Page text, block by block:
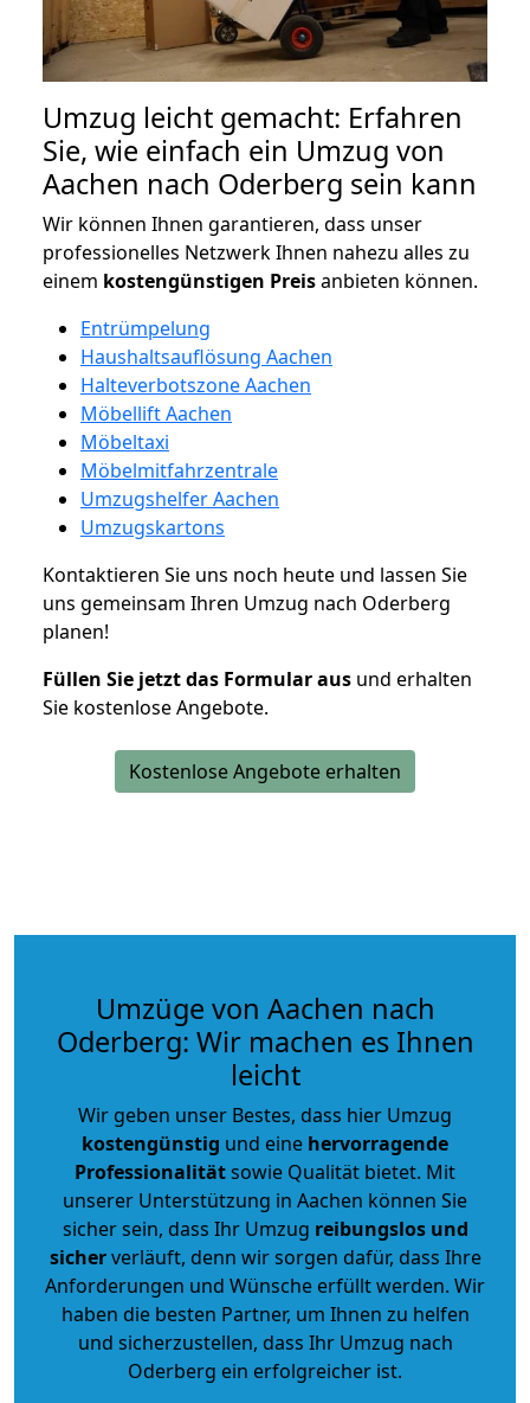
Umzug leicht gemacht: Erfahren
Sie, wie einfach ein Umzug von
Aachen nach Oderberg sein kann
Wir können Ihnen garantieren, dass unser
professionelles Netzwerk Ihnen nahezu alles zu
einem kostengünstigen Preisanbieten können.
Entrümpelung
Haushaltsauflösung Aachen
Halteverbotszone Aachen
Möbellift Aachen
Möbeltaxi
Möbelmitfahrzentrale
Umzugshelfer Aachen
Umzugskartons
Kontaktieren Sie uns noch heute und lassen Sie
uns gemeinsam Ihren Umzug nach Oderberg
planen!
Füllen Sie jetzt das Formular aus und erhalten
Sie kostenlose Angebote.
Kostenlose Angebote erhalten
Umzüge von Aachen nach
Oderberg: Wir machen es Ihnen
leicht
Wir geben unser Bestes, dass hier Umzug
kostengünstig und eine hervorragende
Professionalitätsowie Qualität bietet. Mit
unserer Unterstützung in Aachen können Sie
sicher sein, dass Ihr Umzug reibungslos und
sicherverläuft, denn wir sorgen dafür, dass Ihre
Anforderungen und Wünsche erfüllt werden. Wir
haben die besten Partner, um Ihnen zu helfen
und sicherzustellen, dass Ihr Umzug nach
Oderberg ein erfolgreicher ist.